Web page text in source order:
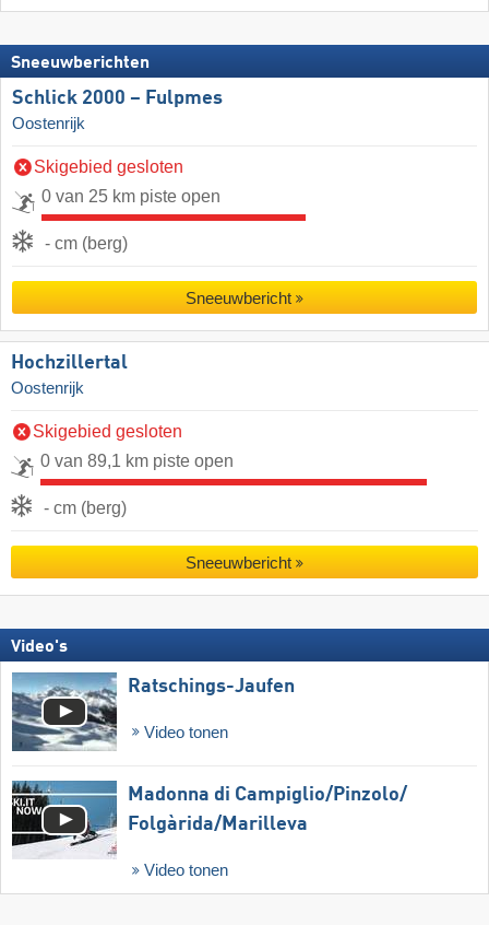
Sneeuwberichten
Schlick 2000 – Fulpmes
Oostenrijk
Skigebied gesloten
0 van 25 km piste open
- cm (berg)
Sneeuwbericht
Hochzillertal
Oostenrijk
Skigebied gesloten
0 van 89,1 km piste open
- cm (berg)
Sneeuwbericht
Video's
Ratschings-Jaufen
Video tonen
Madonna di Campiglio/​Pinzolo/​
Folgàrida/​Marilleva
Video tonen